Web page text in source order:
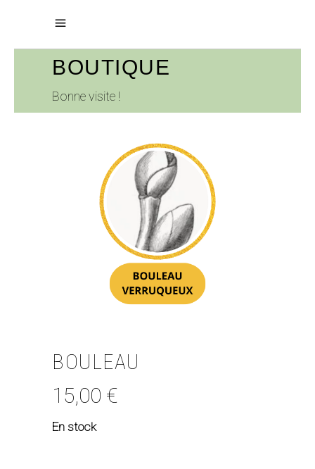
BOUTIQUE
Bonne visite !
BOULEAU
15,00 €
En stock